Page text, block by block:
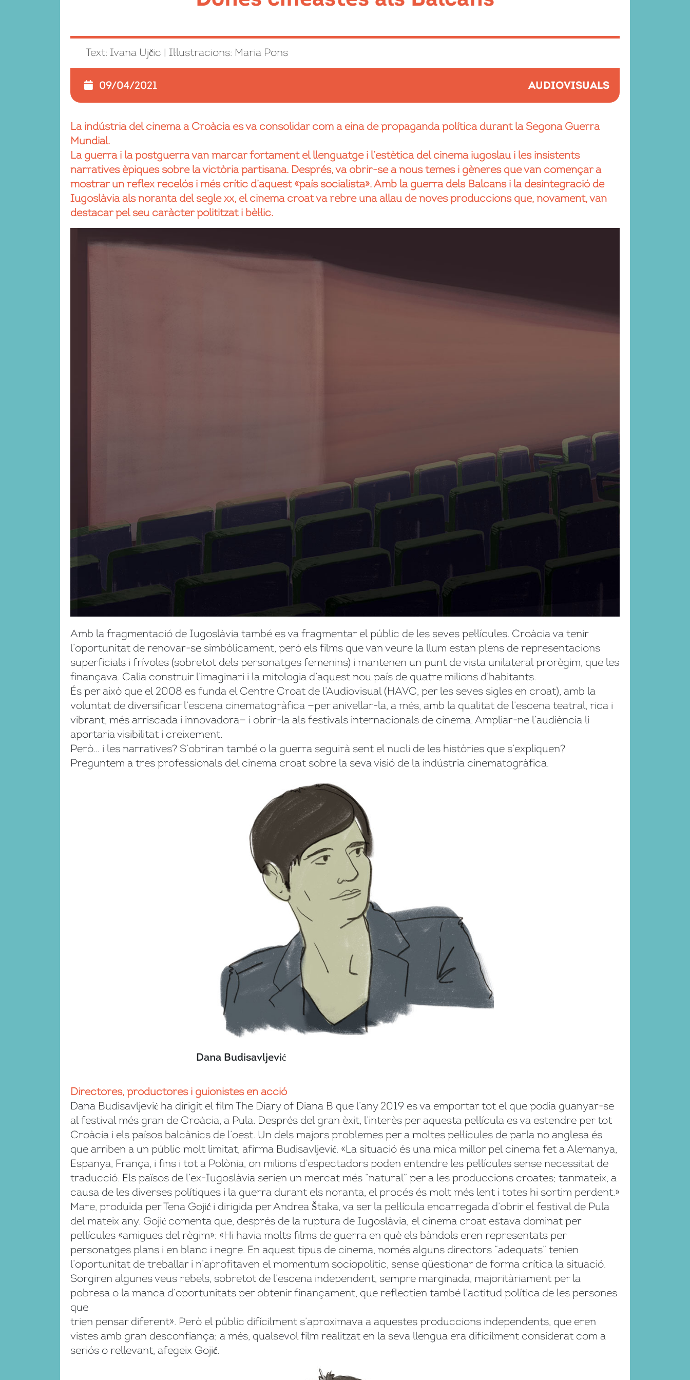
Text: Ivana Ujčic | Il·lustracions: Maria Pons
09/04/2021 AUDIOVISUALS
La indústria del cinema a Croàcia es va consolidar com a eina de propaganda política durant la Segona Guerra
Mundial.
La guerra i la postguerra van marcar fortament el llenguatge i l’estètica del cinema iugoslau i les insistents
narratives èpiques sobre la victòria partisana. Després, va obrir-se a nous temes i gèneres que van començar a
mostrar un reflex recelós i més crític d’aquest «país socialista». Amb la guerra dels Balcans i la desintegració de
Iugoslàvia als noranta del segle xx, el cinema croat va rebre una allau de noves produccions que, novament, van
destacar pel seu caràcter polititzat i bèl·lic.
Amb la fragmentació de Iugoslàvia també es va fragmentar el públic de les seves pel·lícules. Croàcia va tenir
l’oportunitat de renovar-se simbòlicament, però els films que van veure la llum estan plens de representacions
superficials i frívoles (sobretot dels personatges femenins) i mantenen un punt de vista unilateral prorègim, que les
finançava. Calia construir l’imaginari i la mitologia d’aquest nou país de quatre milions d’habitants.
És per això que el 2008 es funda el Centre Croat de l’Audiovisual (HAVC, per les seves sigles en croat), amb la
voluntat de diversificar l’escena cinematogràfica —per anivellar-la, a més, amb la qualitat de l’escena teatral, rica i
vibrant, més arriscada i innovadora— i obrir-la als festivals internacionals de cinema. Ampliar-ne l’audiència li
aportaria visibilitat i creixement.
Però… i les narratives? S’obriran també o la guerra seguirà sent el nucli de les històries que s’expliquen?
Preguntem a tres professionals del cinema croat sobre la seva visió de la indústria cinematogràfica.
Dana Budisavljević
Directores, productores i guionistes en acció
Dana Budisavljević ha dirigit el film The Diary of Diana B que l’any 2019 es va emportar tot el que podia guanyar-se
al festival més gran de Croàcia, a Pula. Després del gran èxit, l’interès per aquesta pel·lícula es va estendre per tot
Croàcia i els països balcànics de l’oest. Un dels majors problemes per a moltes pel·lícules de parla no anglesa és
que arriben a un públic molt limitat, afirma Budisavljević. «La situació és una mica millor pel cinema fet a Alemanya,
Espanya, França, i fins i tot a Polònia, on milions d’espectadors poden entendre les pel·lícules sense necessitat de
traducció. Els països de l’ex-Iugoslàvia serien un mercat més “natural” per a les produccions croates; tanmateix, a
causa de les diverses polítiques i la guerra durant els noranta, el procés és molt més lent i totes hi sortim perdent.»
Mare, produïda per Tena Gojić i dirigida per Andrea Štaka, va ser la pel·lícula encarregada d’obrir el festival de Pula
del mateix any. Gojić comenta que, després de la ruptura de Iugoslàvia, el cinema croat estava dominat per
pel·lícules «amigues del règim»: «Hi havia molts films de guerra en què els bàndols eren representats per
personatges plans i en blanc i negre. En aquest tipus de cinema, només alguns directors “adequats” tenien
l’oportunitat de treballar i n’aprofitaven el momentum sociopolític, sense qüestionar de forma crítica la situació.
Sorgiren algunes veus rebels, sobretot de l’escena independent, sempre marginada, majoritàriament per la
pobresa o la manca d’oportunitats per obtenir finançament, que reflectien també l’actitud política de les persones
que
trien pensar diferent». Però el públic difícilment s’aproximava a aquestes produccions independents, que eren
vistes amb gran desconfiança; a més, qualsevol film realitzat en la seva llengua era difícilment considerat com a
seriós o rellevant, afegeix Gojić.